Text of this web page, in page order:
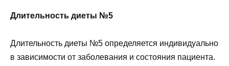
Длительность диеты №5
Длительность диеты №5 определяется индивидуально
в зависимости от заболевания и состояния пациента.